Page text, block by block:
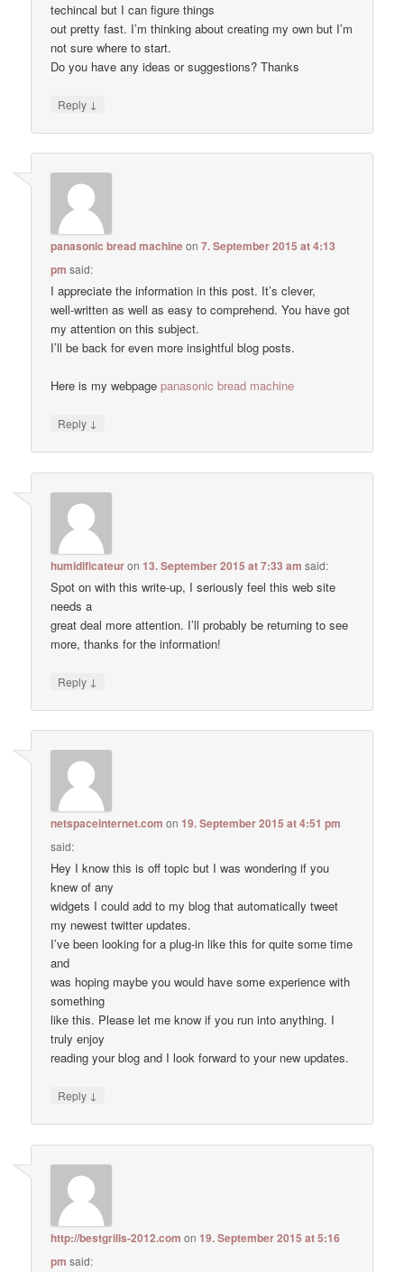
techincal but I can figure things
out pretty fast. I’m thinking about creating my own but I’m
not sure where to start.
Do you have any ideas or suggestions? Thanks
Reply ↓
panasonic bread machineon7. September 2015 at 4:13
pm said:
I appreciate the information in this post. It’s clever,
well-written as well as easy to comprehend. You have got
my attention on this subject.
I’ll be back for even more insightful blog posts.
Here is my webpagepanasonic bread machine
Reply ↓
humidificateuron13. September 2015 at 7:33 am said:
Spot on with this write-up, I seriously feel this web site
needs a
great deal more attention. I’ll probably be returning to see
more, thanks for the information!
Reply ↓
netspaceinternet.com on19. September 2015 at 4:51 pm
said:
Hey I know this is off topic but I was wondering if you
knew of any
widgets I could add to my blog that automatically tweet
my newest twitter updates.
I’ve been looking for a plug-in like this for quite some time
and
was hoping maybe you would have some experience with
something
like this. Please let me know if you run into anything. I
truly enjoy
reading your blog and I look forward to your new updates.
Reply ↓
http://bestgrills-2012.com on19. September 2015 at 5:16
pm said: